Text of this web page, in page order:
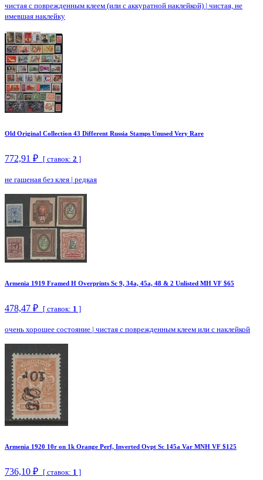
чистая с поврежденным клеем (или с аккуратной наклейкой) | чистая, не
имевшая наклейку
Old Original Collection 43 Different Russia Stamps Unused Very Rare
772,91 ₽ [ ставок: 2 ]
не гашеная без клея | редкая
Armenia 1919 Framed H Overprints Sc 9, 34a, 45a, 48 & 2 Unlisted MH VF $65
478,47 ₽ [ ставок: 1 ]
очень хорошее состояние | чистая с поврежденным клеем или с наклейкой
Armenia 1920 10r on 1k Orange Perf, Inverted Ovpt Sc 145a Var MNH VF $125
736,10 ₽ [ ставок: 1 ]